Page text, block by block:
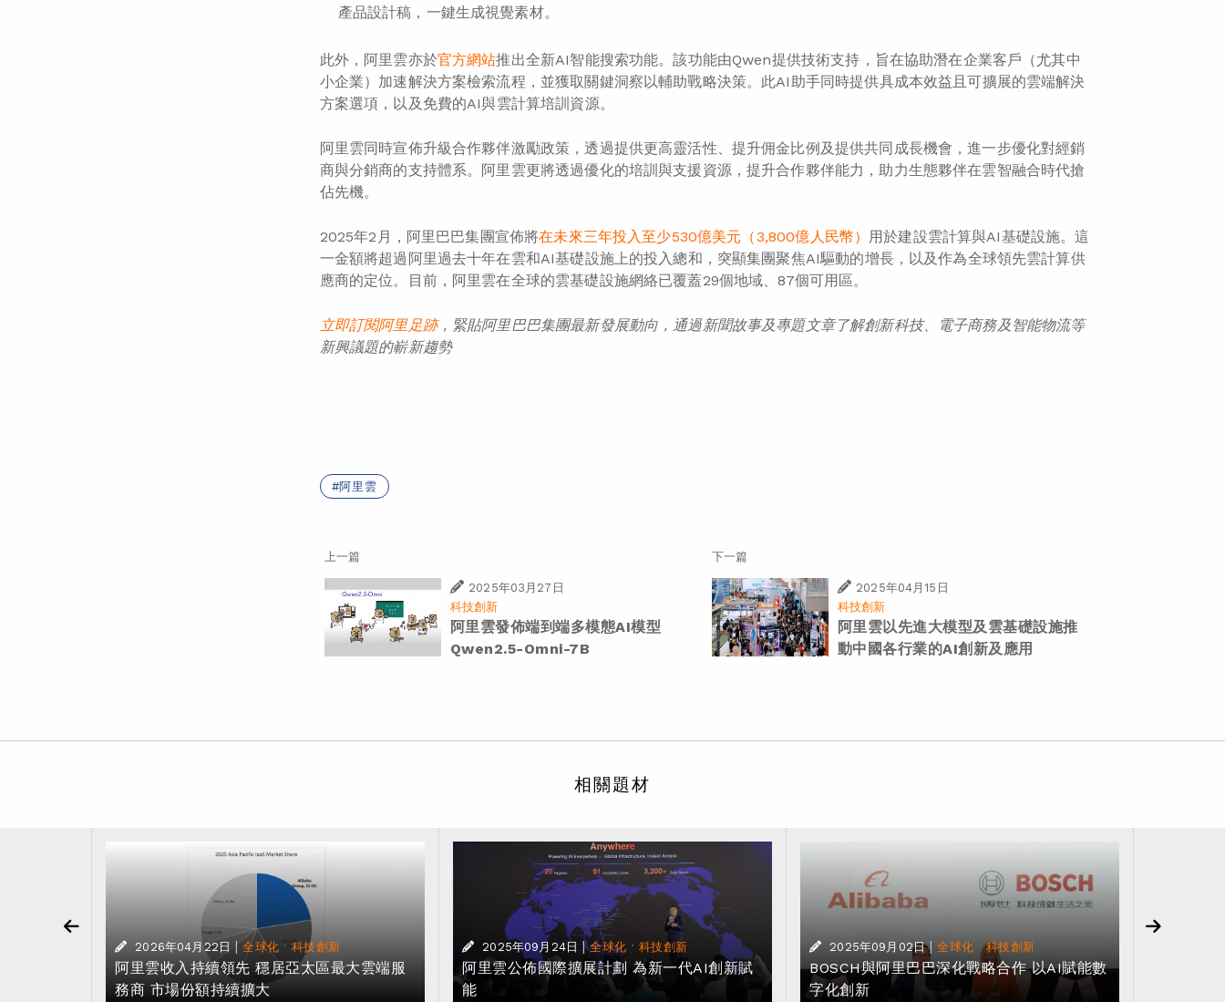
產品設計稿，一鍵生成視覺素材。
此外，阿里雲亦於官方網站推出全新AI智能搜索功能。該功能由Qwen提供技術支持，旨在協助潛在企業客戶（尤其中
小企業）加速解決方案檢索流程，並獲取關鍵洞察以輔助戰略決策。此AI助手同時提供具成本效益且可擴展的雲端解決
方案選項，以及免費的AI與雲計算培訓資源。
阿里雲同時宣佈升級合作夥伴激勵政策，透過提供更高靈活性、提升佣金比例及提供共同成長機會，進一步優化對經銷
商與分銷商的支持體系。阿里雲更將透過優化的培訓與支援資源，提升合作夥伴能力，助力生態夥伴在雲智融合時代搶
佔先機。
2025年2月，阿里巴巴集團宣佈將在未來三年投入至少530億美元（3,800億人民幣） 用於建設雲計算與AI基礎設施。這
一金額將超過阿里過去十年在雲和AI基礎設施上的投入總和，突顯集團聚焦AI驅動的增長，以及作為全球領先雲計算供
應商的定位。目前，阿里雲在全球的雲基礎設施網絡已覆蓋29個地域、87個可用區。
立即訂閱阿里足跡，緊貼阿里巴巴集團最新發展動向，通過新聞故事及專題文章了解創新科技、電子商務及智能物流等
新興議題的嶄新趨勢
阿里雲
上一篇
2025年03月27日
科技創新
阿里雲發佈端到端多模態AI模型
Qwen2.5-Omni-7B
下一篇
2025年04月15日
科技創新
阿里雲以先進大模型及雲基礎設施推
動中國各行業的AI創新及應用
相關題材
2026年04月22日 | 全球化·科技創新
阿里雲收入持續領先 穩居亞太區最大雲端服
務商 市場份額持續擴大
2025年09月24日 | 全球化·科技創新
阿里雲公佈國際擴展計劃 為新一代AI創新賦
能
2025年09月02日 | 全球化·科技創新
BOSCH與阿里巴巴深化戰略合作 以AI賦能數
字化創新